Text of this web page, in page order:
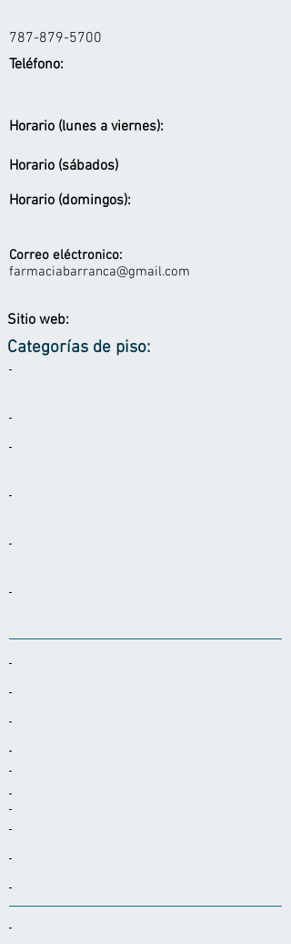
787-879-5700
Teléfono:
Horario (lunes a viernes):
Horario (sábados)
Horario (domingos):
Correo eléctronico:
farmaciabarranca@gmail.com
Sitio web:
Categorías de piso:
-
-
-
-
-
-
-
-
-
-
-
-
-
-
-
-
-